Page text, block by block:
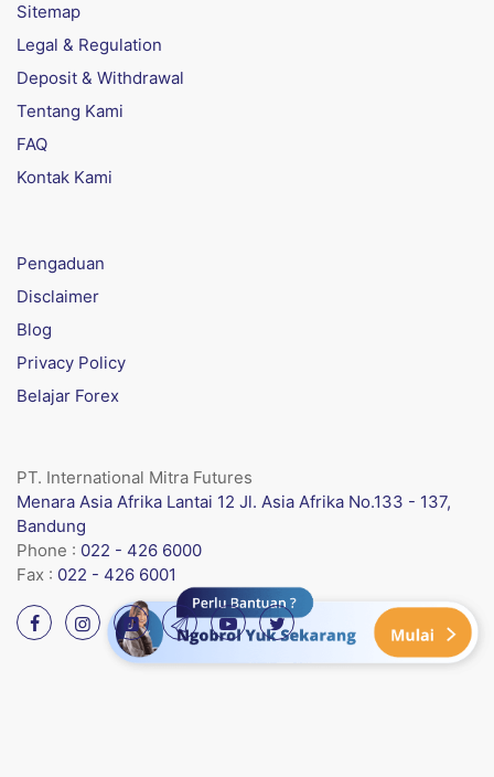
Sitemap
Legal & Regulation
Deposit & Withdrawal
Tentang Kami
FAQ
Kontak Kami
Pengaduan
Disclaimer
Blog
Privacy Policy
Belajar Forex
PT. International Mitra Futures
Menara Asia Afrika Lantai 12 Jl. Asia Afrika No.133 - 137,
Bandung
Phone : 022 - 426 6000
Fax : 022 - 426 6001